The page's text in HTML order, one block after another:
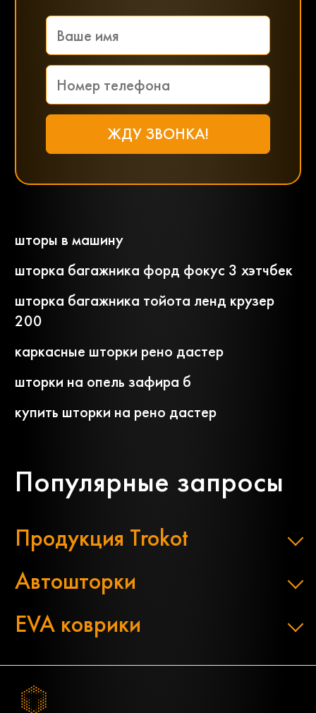
Популярные запросы
Продукция Trokot
Автошторки
EVA коврики
шторы в машину
шторка багажника форд фокус 3 хэтчбек
шторка багажника тойота ленд крузер
200
каркасные шторки рено дастер
шторки на опель зафира б
купить шторки на рено дастер